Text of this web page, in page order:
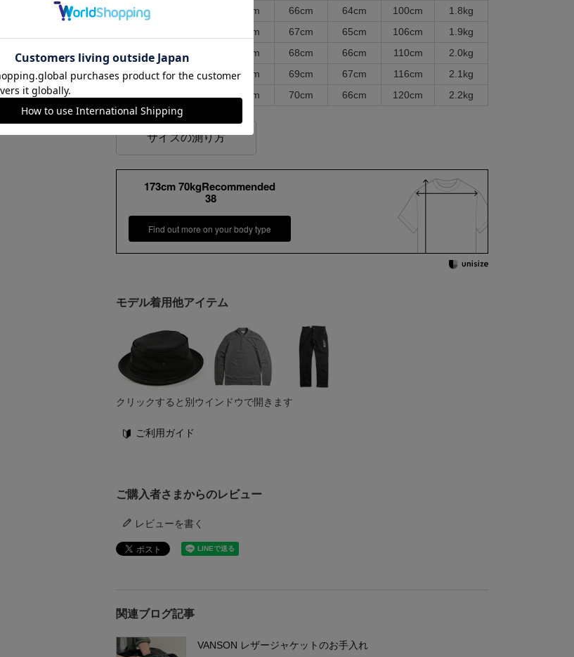
38
53cm 66cm 64cm 100cm
1.8kg
56cm 67cm 65cm 106cm
1.9kg
42
58cm 68cm 66cm 110cm
2.0kg
44
51cm 60cm 69cm 67cm 116cm
2.1kg
62cm 70cm 66cm 120cm 2.2kg
サイズの測り方
173cm 70kgRecommended
38
Find out more on your body type
モデル着用他アイテム
クリックすると別ウインドウで開きます
ご利用ガイド
ご購入者さまからのレビュー
レビューを書く
関連ブログ記事
VANSON レザージャケットのお手入れ
アメリカンクラシッ
クス AMERICAN CL
ASSICS ムービーT
シャツ フォレストガ
ンプ ロゴ＆ベンチ
5,747